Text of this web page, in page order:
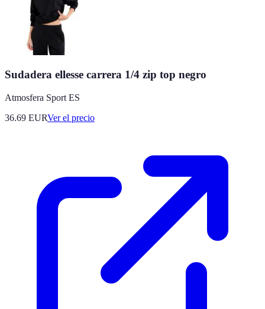
Sudadera ellesse carrera 1/4 zip top negro
Atmosfera Sport ES
36.69 EURVer el precio